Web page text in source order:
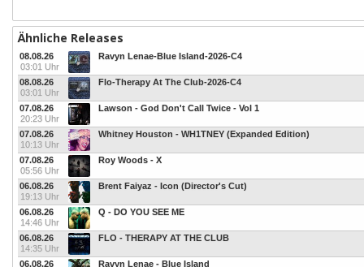
Ähnliche Releases
08.08.26
03:01 Uhr
Ravyn Lenae-Blue Island-2026-C4
08.08.26
03:01 Uhr
Flo-Therapy At The Club-2026-C4
07.08.26
20:23 Uhr
Lawson - God Don't Call Twice - Vol 1
07.08.26
10:13 Uhr
Whitney Houston - WH1TNEY (Expanded Edition)
07.08.26
05:56 Uhr
Roy Woods - X
06.08.26
19:13 Uhr
Brent Faiyaz - Icon (Director's Cut)
06.08.26
14:46 Uhr
Q - DO YOU SEE ME
06.08.26
14:35 Uhr
FLO - THERAPY AT THE CLUB
06.08.26
Ravyn Lenae - Blue Island